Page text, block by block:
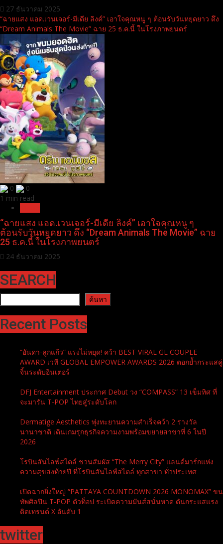
27 ธันวาคม 2025
“ฉายแสง แอด.เวนเจอร์-มีเดีย ลิงค์” เอาใจคุณหนู ๆ ต้อนรับวันหยุดยาว ดึง
“Dream Animals The Movie” ฉาย 25 ธ.ค.นี้ ในโรงภาพยนตร์
0
0
1 min read
“ฉายแสง แอด.เวนเจอร์-มีเดีย ลิงค์” เอาใจคุณหนู ๆ
ต้อนรับวันหยุดยาว ดึง “Dream Animals The Movie” ฉาย
25 ธ.ค.นี้ ในโรงภาพยนตร์
24 ธันวาคม 2025
SEARCH
ค้นหา ค้นหา
Recent Posts
“อันดา-ลูกแก้ว” แรงไม่หยุด! คว้า BEST VIRAL GL COUPLE
AWARD เวที GLOBAL EMPOWER AWARDS 2026 ตอกย้ำกระแสคู่
จิ้นระดับอินเตอร์
DFJ Entertainment ประกาศ Debut วง “COMPASS” 13 เข็มทิศ ที่
จะมารัน T-POP ไทยสู่ระดับโลก
Dermatige Aesthetics พุ่งทะยานความสำเร็จคว้า 2 รางวัล
นานาชาติ เดินเกมรุกธุรกิจความงามพร้อมขยายสาขาที่ 6 ในปี
2026
โรบินสันไลฟ์สไตล์ ชวนสัมผัส “The Merry City” แลนด์มาร์กแห่ง
ความสุขส่งท้ายปี ที่โรบินสันไลฟ์สไตล์ ทุกสาขา ทั่วประเทศ
เปิดฉากยิ่งใหญ่ “PATTAYA COUNTDOWN 2026 MONOMAX” ขน
ทัพศิลปิน T-POP ตัวท็อป ระเบิดความมันส์สนั่นหาด ดันกระแสแรง
ติดเทรนด์ X อันดับ 1
twitter